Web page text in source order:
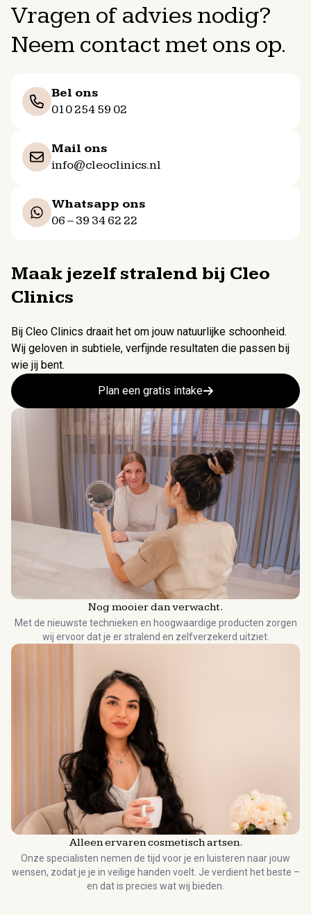
Vragen of advies nodig?
Neem contact met ons op.
Bel ons
010 254 59 02
Mail ons
info@cleoclinics.nl
Whatsapp ons
06 – 39 34 62 22
Maak jezelf stralend bij Cleo
Clinics
Bij Cleo Clinics draait het om jouw natuurlijke schoonheid.
Wij geloven in subtiele, verfijnde resultaten die passen bij
wie jij bent.
Plan een gratis intake
Nog mooier dan verwacht.
Met de nieuwste technieken en hoogwaardige producten zorgen
wij ervoor dat je er stralend en zelfverzekerd uitziet.
Alleen ervaren cosmetisch artsen.
Onze specialisten nemen de tijd voor je en luisteren naar jouw
wensen, zodat je je in veilige handen voelt. Je verdient het beste –
en dat is precies wat wij bieden.